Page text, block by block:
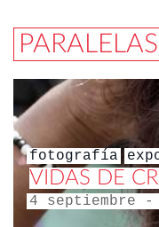
PARALELAS_
fotografía
VIDAS DE
4 septiembre -